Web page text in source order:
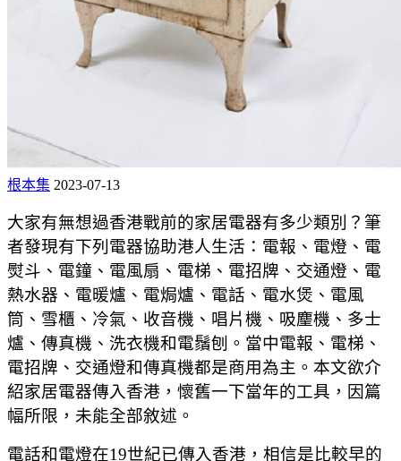
根本集 2023-07-13
大家有無想過香港戰前的家居電器有多少類別？筆
者發現有下列電器協助港人生活：電報、電燈、電
熨斗、電鐘、電風扇、電梯、電招牌、交通燈、電
熱水器、電暖爐、電焗爐、電話、電水煲、電風
筒、雪櫃、冷氣、收音機、唱片機、吸麈機、多士
爐、傳真機、洗衣機和電鬚刨。當中電報、電梯、
電招牌、交通燈和傳真機都是商用為主。本文欲介
紹家居電器傳入香港，懷舊一下當年的工具，因篇
幅所限，未能全部敘述。
電話和電燈在19世紀已傳入香港，相信是比較早的